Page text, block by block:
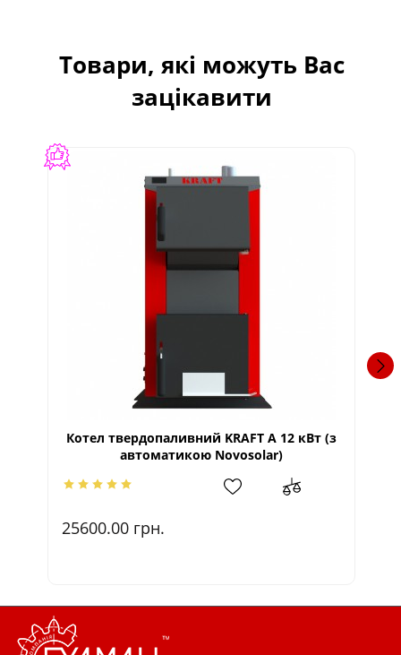
Товари, які можуть Вас
зацікавити
Котел твердопаливний KRAFT A 12 кВт (з
автоматикою Novosolar)
25600.00 грн.